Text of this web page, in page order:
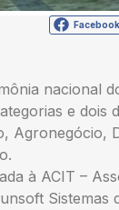
Facebook
nacional
e dois
Agronegócio,
à ACIT –
Sistemas